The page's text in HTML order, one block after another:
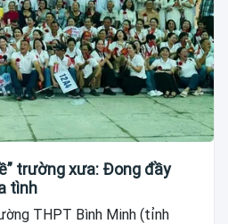
trường xưa: Đong đầy
tình
THPT Bình Minh (tỉnh